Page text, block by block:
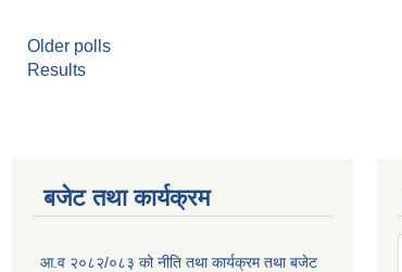
Older polls
Results
बजेट तथा कार्यक्रम
आ.व २०८२/०८३ को नीति तथा कार्यक्रम तथा बजेट